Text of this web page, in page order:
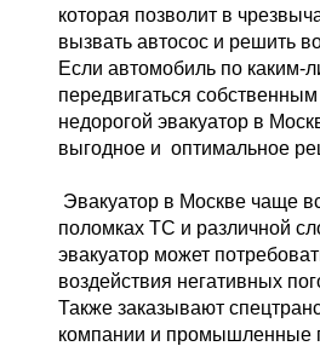
Если автомобиль по каким-
передвигаться собственным
недорогой эвакуатор в
выгодное и оптимальное
поломках ТС и различной
эвакуатор может
воздействия негативных
Также заказывают
компании и промышленные